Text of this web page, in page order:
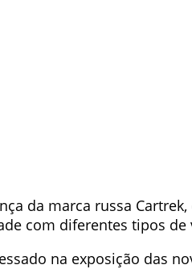
da marca russa
com diferentes tipos de
na exposição das